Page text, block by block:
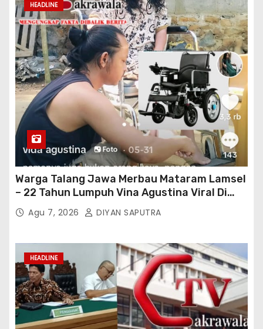
HEADLINE
Warga Talang Jawa Merbau Mataram Lamsel
– 22 Tahun Lumpuh Vina Agustina Viral Di
Tiktok Inginkan Kursi Roda Listrik, Kepala
Perwakilan Provinsi Lampung Media
Bertindak
Agu 7, 2026 DIYAN SAPUTRA
HEADLINE